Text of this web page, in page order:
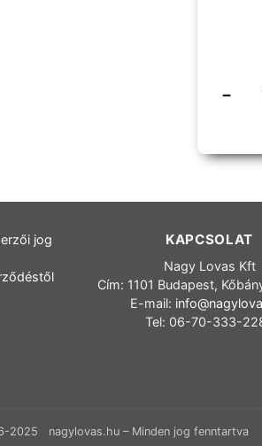
−
jog
KAPCSOLAT
Nagy Lovas Kft
Cím: 1101 Budapest,
E-mail:
Tel: 06-70-333-
2025 nagylovas.hu – Minden jog fenntartva